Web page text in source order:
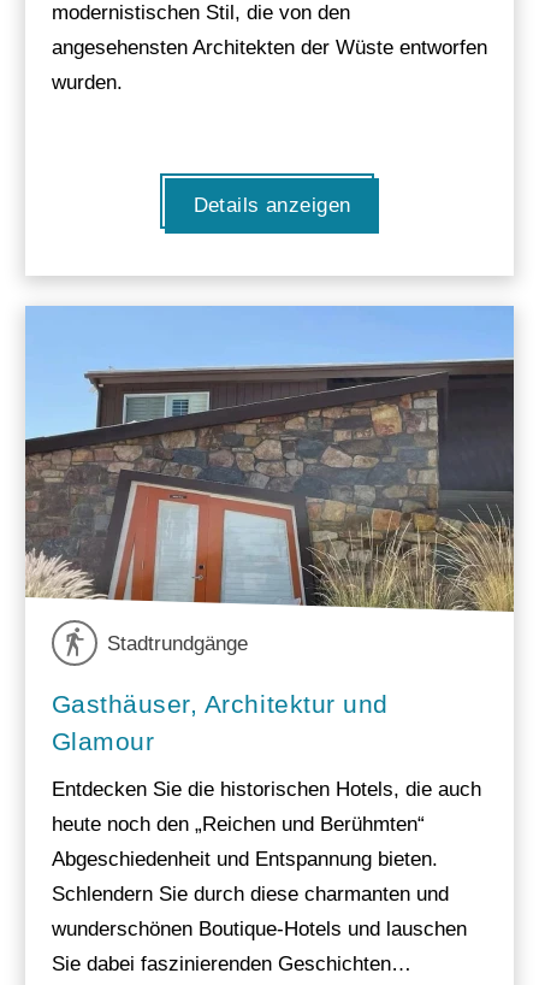
modernistischen Stil, die von den
angesehensten Architekten der Wüste entworfen
wurden.
Details anzeigen
Stadtrundgänge
Gasthäuser, Architektur und
Glamour
Entdecken Sie die historischen Hotels, die auch
heute noch den „Reichen und Berühmten“
Abgeschiedenheit und Entspannung bieten.
Schlendern Sie durch diese charmanten und
wunderschönen Boutique-Hotels und lauschen
Sie dabei faszinierenden Geschichten…